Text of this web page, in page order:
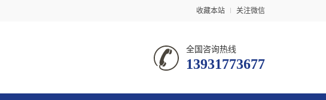
收藏本站 关注微信
全国咨询热线
13931773677